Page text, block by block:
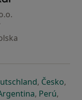
nové záložce
v nové záložce
se otevře v
, Českose
,
záložce
v nové záložce
otevře v novése otevře v
, Perúse
,